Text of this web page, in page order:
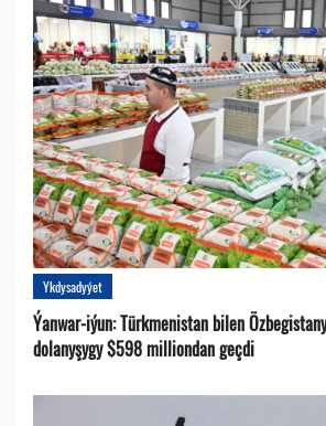
Ykdysadyýet
Ýanwar-iýun: Türkmenistan bilen
dolanyşygy $598 milliondan geçdi